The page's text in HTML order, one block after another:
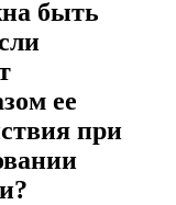
быть
ее
при